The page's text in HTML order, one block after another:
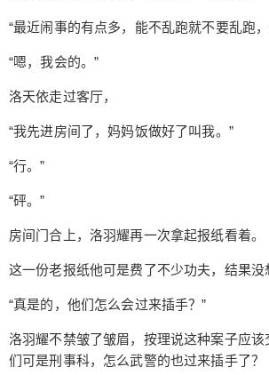
“最近闹事的有点多，能不乱跑就不要乱跑
“嗯，我会的。”
洛天依走过客厅，
“我先进房间了，妈妈饭做好了叫我。”
“行。”
“砰。”
房间门合上，洛羽耀再一次拿起报纸看着。
这一份老报纸他可是费了不少功夫，结果没
“真是的，他们怎么会过来插手？”
洛羽耀不禁皱了皱眉，按理说这种案子应该
们可是刑事科，怎么武警的也过来插手了？
会过来插手？” 洛羽耀不禁皱了皱眉
子应该交给他们科来的，他们可是
警的也过来插手了？ 不过他们可真
十个直接往警局门口丢。 洛羽耀一
就想要来一次大清洗了，可奈何那
了， 强龙不压地头蛇。 不过，最近
这件事情，” 洛羽耀看着报纸上的字
他算是空降过来的，来这里的时间
象的要糟糕多了。 “这年头敢火并
记住了。” 洛羽耀思绪飘的很远，
说是一场轰轰烈烈的火并。 【惨绝
死亡，数百人受伤，罪大恶极！！